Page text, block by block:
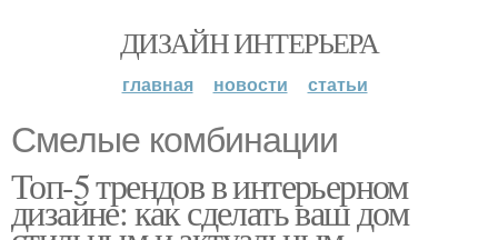
ДИЗАЙН ИНТЕРЬЕРА
главная новости статьи
Смелые комбинации
Топ-5 трендов в интерьерном
дизайне: как сделать ваш дом